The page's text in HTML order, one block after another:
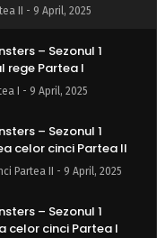
II - 9 April, 2025
– Sezonul 1
rege Partea I
I - 9 April, 2025
– Sezonul 1
celor cinci Partea II
Partea II - 9 April, 2025
– Sezonul 1
celor cinci Partea I